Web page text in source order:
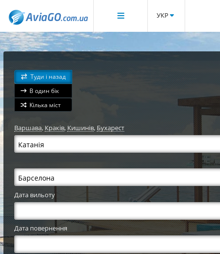
УКР
Туди і назад
В один бік
Кілька міст
Варшава,Краків,Кишинів,Бухарест
Дата вильоту
Дата повернення